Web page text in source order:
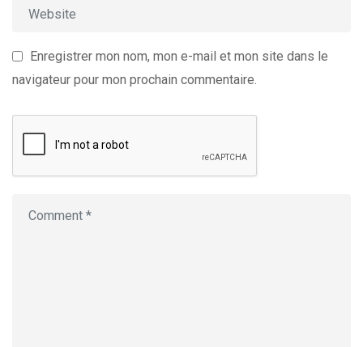
Enregistrer mon nom, mon e-mail et mon site dans le
navigateur pour mon prochain commentaire.